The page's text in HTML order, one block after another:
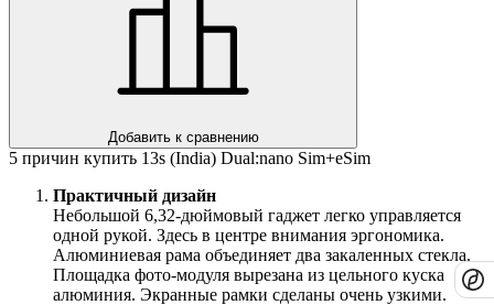
Добавить к сравнению
5 причин купить 13s (India) Dual:nano Sim+eSim
Практичный дизайн
Небольшой 6,32-дюймовый гаджет легко управляется
одной рукой. Здесь в центре внимания эргономика.
Алюминиевая рама объединяет два закаленных стекла.
Площадка фото-модуля вырезана из цельного куска
алюминия. Экранные рамки сделаны очень узкими.